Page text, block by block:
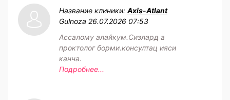
Название клиники: Axis-Atlant
Gulnoza 26.07.2026 07:53
Ассалому алайкум.Сизлард а
проктолог борми.консултац ияси
канча.
Подробнее...